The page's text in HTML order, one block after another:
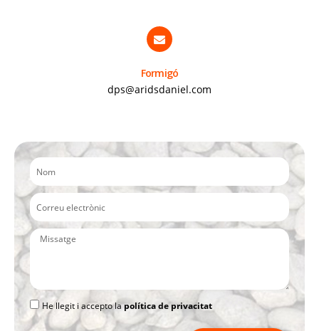
Formigó
dps@aridsdaniel.com
He llegit i accepto lapolítica de privacitat